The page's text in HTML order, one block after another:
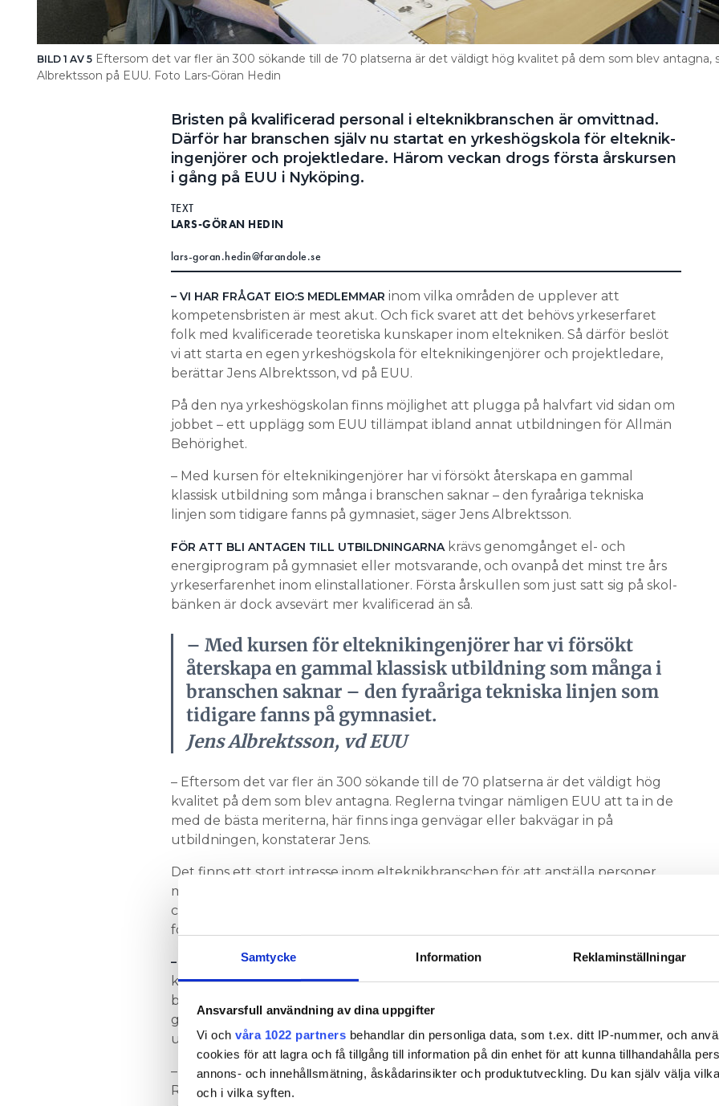
Samtycke Information Reklaminställningar
Ansvarsfull användning av dina uppgifter
Vi och våra 1022 partners behandlar din personliga data, som t.ex. ditt IP-nummer, och
cookies för att lagra och få tillgång till information på din enhet för att kunna tillhandahålla
annons- och innehållsmätning, åskådarinsikter och produktutveckling. Du kan själv välja
och i vilka syften.
BILD 1 AV 5Eftersom det var fler än 300 sökande till de 70 platserna är det väldigt hög kvalitet på dem som blev antagna,
Albrektsson på EUU. Foto Lars-Göran Hedin
Bristen på kvalificerad personal i elteknikbranschen är omvittnad.
Därför har branschen själv nu startat en yrkeshögskola för elteknik­
ingenjörer och projektledare. Härom veckan drogs första årskursen
i gång på EUU i Nyköping.
TEXT
LARS-GÖRAN HEDIN
lars-goran.hedin@farandole.se
– VI HAR FRÅGAT EIO:S MEDLEMMAR inom vilka områden de upplever att
kompetensbristen är mest akut. Och fick svaret att det behövs yrkeserfaret
folk med kvalificerade teoretiska kunskaper inom eltekniken. Så därför beslöt
vi att starta en egen yrkeshögskola för elteknikingenjörer och projektledare,
berättar Jens Albrektsson, vd på EUU.
På den nya yrkeshögskolan finns möjlighet att plugga på halvfart vid sidan om
jobbet – ett upplägg som EUU tillämpat ibland annat utbildningen för Allmän
Behörighet.
– Med kursen för elteknikingenjörer har vi försökt återskapa en gammal
klassisk utbildning som många i branschen saknar – den fyraåriga tekniska
linjen som tidigare fanns på gymnasiet, säger Jens Albrektsson.
FÖR ATT BLI ANTAGEN TILL UTBILDNINGARNAkrävs genomgånget el- och
energiprogram på ­gymnasiet eller motsvarande, och ovanpå det minst tre års
yrkeserfarenhet inom elinstallationer. Första årskullen som just satt sig på skol­
bänken är dock avsevärt mer kvalificerad än så.
– Med kursen för elteknikingenjörer har vi försökt
återskapa en gammal klassisk utbildning som många i
branschen saknar – den fyraåriga tekniska linjen som
tidigare fanns på gymnasiet.
Jens Albrektsson, vd EUU
– Eftersom det var fler än 300 sökande till de 70 platserna är det väldigt hög
kvalitet på dem som blev antagna. Reglerna tvingar nämligen EUU att ta in de
med de bästa meriterna, här finns inga genvägar eller bakvägar in på
utbildningen, konstaterar Jens.
Det finns ett stort intresse inom elteknikbranschen för att anställa personer
med elrelaterad utbildning på yrkeshögskolan – de är mer efterfrågade än
civilingenjörer i elteknik från de tekniska högskolorna. Så framtiden ser ljus ut
för de 70 som just inlett sina studier.
– VI HAR ELEVER FRÅN YSTAD TILL PITEÅ
med i första omgången. Varifrån de
kommer spelar ingen större roll, eftersom undervisningen sker på distans. Det
blir inte fler än 7–8 fysiska träffar under de två åren kurserna pågår – då för att
genomföra laborationer och liknande som inte kan klaras via det webbaserade
undervisningsverktyg som EUU använder.
– Undervisningen finansieras med statsbidrag så den är avgiftsfri för eleverna.
Resor och studielitteratur får de dock betala själva, men utbildningen är